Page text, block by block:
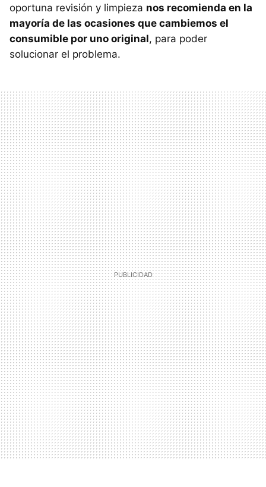
oportuna revisión y limpieza nos recomienda en la
mayoría de las ocasiones que cambiemos el
consumible por uno original, para poder
solucionar el problema.